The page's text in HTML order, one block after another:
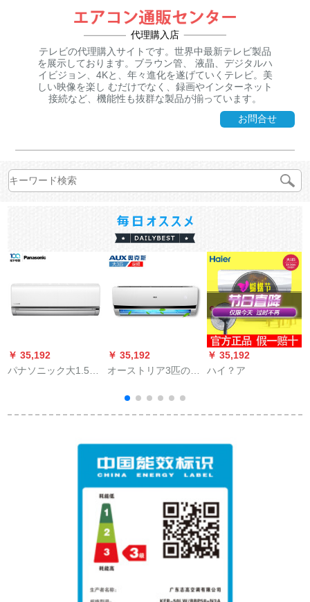
代理購入店
テレビの代理購入サイトです。世界中最新テレビ製品
を展示しております。ブラウン管、 液晶、デジタルハ
イビジョン、4Kと、年々進化を遂げていくテレビ。美
しい映像を楽し むだけでなく、録画やインターネット
接続など、機能性も抜群な製品が揃っています。
お問合せ
￥ 35,192
パナソニック大1.5の
屋外机寝室
￥ 35,192
オーストリア3匹の冷
庭用室壁掛け式エニ
ックス客間屋外機KF-
1 ZF+2 a大三匹KF-
72ゴアランド/R 1
ZF-72ゴアダル/R 1
ZF+2 a
￥ 35,192
ハイ？ア